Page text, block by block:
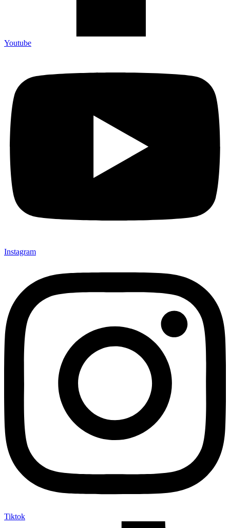
Youtube
Instagram
Tiktok